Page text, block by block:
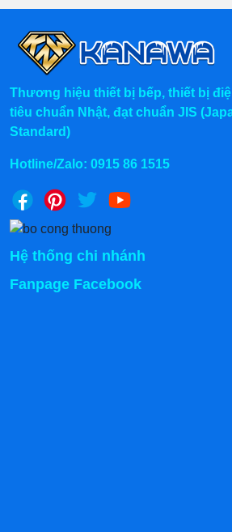
Thương hiệu thiết bị bếp, thiết bị
tiêu chuẩn Nhật, đạt chuẩn JIS
Standard)
Hotline/Zalo: 0915 86 1515
Hệ thống chi nhánh
Fanpage Facebook